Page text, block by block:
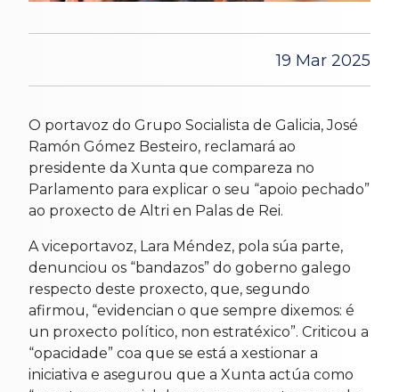
19 Mar 2025
O portavoz do Grupo Socialista de Galicia, José
Ramón Gómez Besteiro, reclamará ao
presidente da Xunta que compareza no
Parlamento para explicar o seu “apoio pechado”
ao proxecto de Altri en Palas de Rei.
A viceportavoz, Lara Méndez, pola súa parte,
denunciou os “bandazos” do goberno galego
respecto deste proxecto, que, segundo
afirmou, “evidencian o que sempre dixemos: é
un proxecto político, non estratéxico”. Criticou a
“opacidade” coa que se está a xestionar a
iniciativa e asegurou que a Xunta actúa como